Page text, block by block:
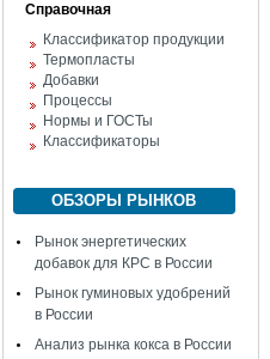
Справочная
Классификатор продукции
Термопласты
Добавки
Процессы
Нормы и ГОСТы
Классификаторы
ОБЗОРЫ РЫНКОВ
Рынок энергетических
добавок для КРС в России
Рынок гуминовых удобрений
в России
Анализ рынка кокса в России